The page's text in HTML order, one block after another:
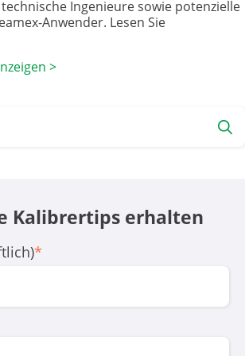
Ingenieure sowie potenzielle
Anwender. Lesen Sie
>
Kali­brer­tips erhalten
*